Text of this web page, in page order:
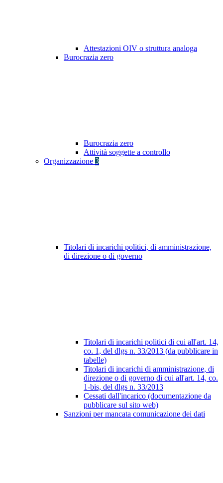
Attestazioni OIV o struttura analoga
Burocrazia zero
Burocrazia zero
Attività soggette a controllo
Organizzazione 3
Titolari di incarichi politici, di amministrazione,
di direzione o di governo
Titolari di incarichi politici di cui all'art. 14,
co. 1, del dlgs n. 33/2013 (da pubblicare in
tabelle)
Titolari di incarichi di amministrazione, di
direzione o di governo di cui all'art. 14, co.
1-bis, del dlgs n. 33/2013
Cessati dall'incarico (documentazione da
pubblicare sul sito web)
Sanzioni per mancata comunicazione dei dati